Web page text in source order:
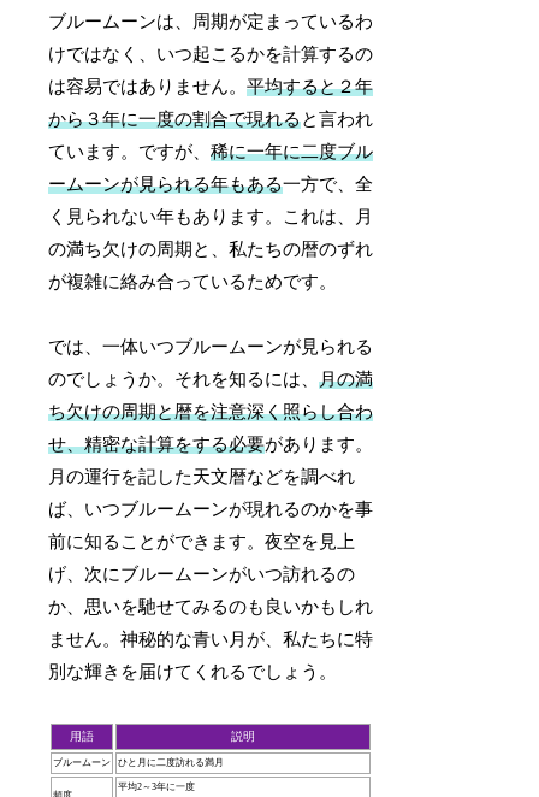
ブルームーンは、周期が定まっているわ
けではなく、いつ起こるかを計算するの
は容易ではありません。平均すると２年
から３年に一度の割合で現れると言われ
ています。ですが、稀に一年に二度ブル
ームーンが見られる年もある一方で、全
く見られない年もあります。これは、月
の満ち欠けの周期と、私たちの暦のずれ
が複雑に絡み合っているためです。
では、一体いつブルームーンが見られる
のでしょうか。それを知るには、月の満
ち欠けの周期と暦を注意深く照らし合わ
せ、精密な計算をする必要があります。
月の運行を記した天文暦などを調べれ
ば、いつブルームーンが現れるのかを事
前に知ることができます。夜空を見上
げ、次にブルームーンがいつ訪れるの
か、思いを馳せてみるのも良いかもしれ
ません。神秘的な青い月が、私たちに特
別な輝きを届けてくれるでしょう。
用語 説明
ブルームーン ひと月に二度訪れる満月
平均2～3年に一度